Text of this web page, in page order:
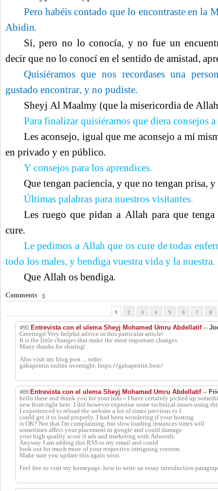
Pero habéis contado que lo encontraste en la
Abidin.
Sí, pero no lo conocía, y no fue un
decir que no lo conocí en el sentido de amistad,
Quisiéramos que nos recordases una
gustado encontrar, y no pudiste.
Sheyj Al Maalmy (que la misericordia de
Para finalizar quisiéramos que diera consejos
Les aconsejo, igual que me aconsejo a mí
en privado y en público.
Y consejos para los aprendices.
Que tengan paciencia, y que no tengan prisa,
Últimas palabras para nuestros visitantes.
Les ruego que pidan a Allah para que
cure.
Le pedimos a Allah que os cure de todas
todo los males, y bendiga vuestra vida y la nuestra.
Que Allah os bendiga.
Comments
1 2 3 4 5 6 7 8
#90 Entrevista con el ulema Sheyj Mohamed Umru Abdellatif—
Greetings! Very helpful advice in this particular article!
It is the little changes that make the most important changes.
Many thanks for sharing!
Also visit my blog post ... order
gabapentin online overnight: https://gabapentin.best/
#89 Entrevista con el ulema Sheyj Mohamed Umru Abdellatif—
hello there and thank you for your info – I have certainly picked up
new from right here. I did however expertise some technical issues using
I experienced to reload the website a lot of times previous to I
could get it to load properly. I had been wondering if your hosting
is OK? Not that I'm complaining, but slow loading instances times will
sometimes affect your placement in google and could damage
your high quality score if ads and marketing with Adwords.
Anyway I am adding this RSS to my email and could
look out for much more of your respective intriguing content.
Make sure you update this again soon.
Feel free to visit my homepage: how to write an essay introduction